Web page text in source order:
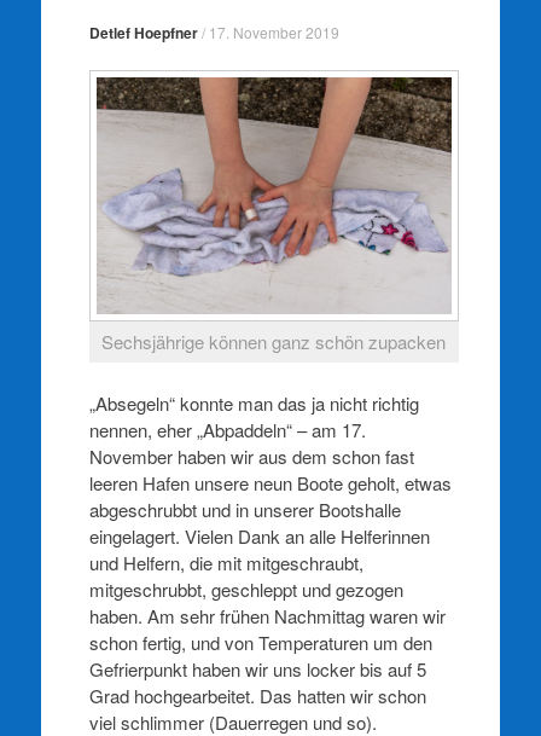
Detlef Hoepfner/ 17. November 2019
Sechsjährige können ganz schön zupacken
„Absegeln“ konnte man das ja nicht richtig
nennen, eher „Abpaddeln“ – am 17.
November haben wir aus dem schon fast
leeren Hafen unsere neun Boote geholt, etwas
abgeschrubbt und in unserer Bootshalle
eingelagert. Vielen Dank an alle Helferinnen
und Helfern, die mit mitgeschraubt,
mitgeschrubbt, geschleppt und gezogen
haben. Am sehr frühen Nachmittag waren wir
schon fertig, und von Temperaturen um den
Gefrierpunkt haben wir uns locker bis auf 5
Grad hochgearbeitet. Das hatten wir schon
viel schlimmer (Dauerregen und so).